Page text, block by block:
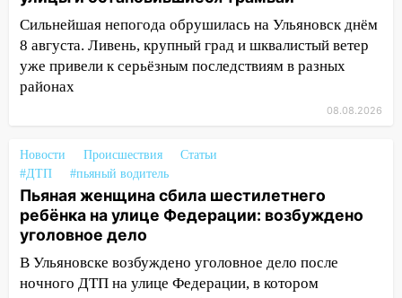
13:35 Непогода продолжает бить по
транспорту: в Ульяновске трамвай
сошёл с рельсов
13:22
13:17
Непогода в Ульяновске не
закончится сегодня: сильные ливни
сохранятся 9 августа
13:15 Трижды «брал в долг» без спроса:
житель Вешкаймского района похитил у
знакомого 191 тысячу рублей
13:14 Ураган оторвал светофор на
Сильнейшая непогода обрушилась на Ульяновск днём
8 августа. Ливень, крупный град и шквалистый ветер
уже привели к серьёзным последствиям в разных
районах
08.08.2026
Новости Происшествия
Статьи
#ДТП
#пьяный водитель
Пьяная женщина сбила шестилетнего
ребёнка на улице Федерации: возбуждено
уголовное дело
В Ульяновске возбуждено уголовное дело после
ночного ДТП на улице Федерации, в котором